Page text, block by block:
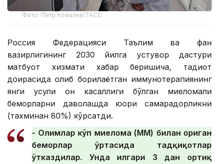
Фото: Петр Ковалев/ТАСС
Россия Федерацияси Таълим ва фан
вазирлигининг 2030 йилга устувор дастури
матбуот хизмати хабар беришича, тадқиқот
доирасида олиб борилаётган иммунотерапиянинг
янги усули қон касаллиги бўлган миеломали
беморларни даволашда юқори самарадорликни
(тахминан 80%) кўрсатди.
- Олимлар кўп миелома (ММ) билан оғриган
беморлар ўртасида тадқиқотлар
ўтказдилар. Унда илгари 3 дан ортиқ